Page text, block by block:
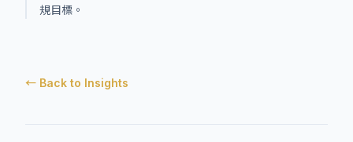
規目標。
← Back to Insights